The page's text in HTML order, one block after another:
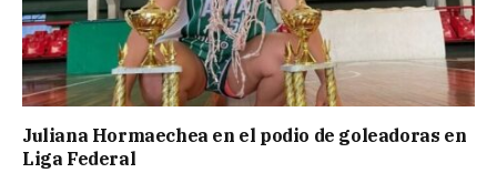
Juliana Hormaechea en el podio de goleadoras en
Liga Federal